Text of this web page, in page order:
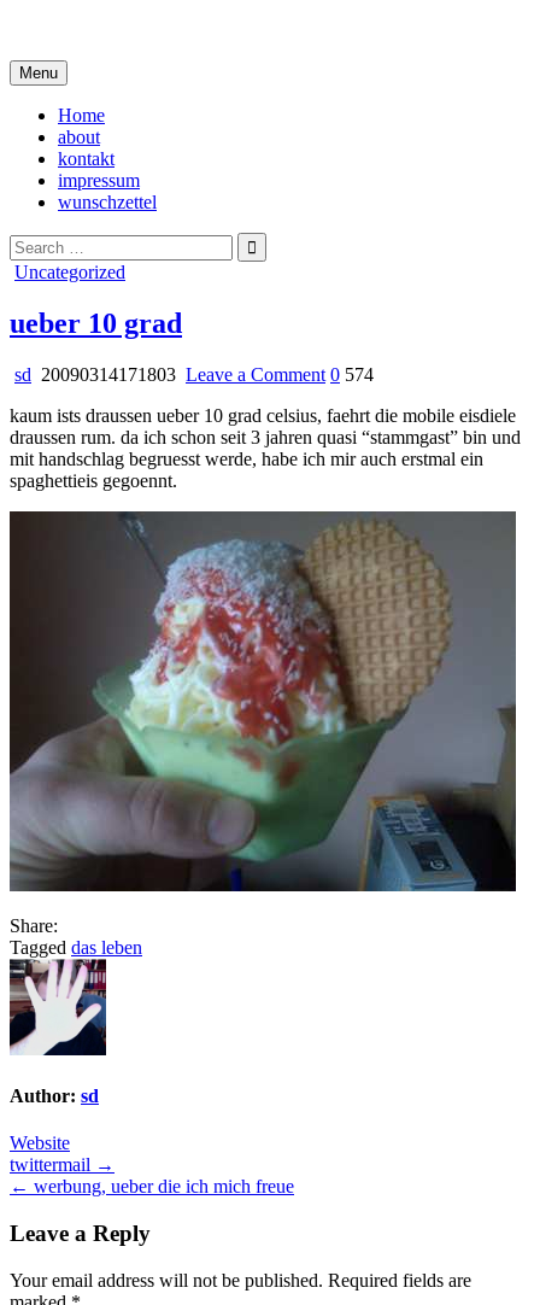
content
Menu
Home
about
kontakt
impressum
wunschzettel
Search
for:
Posted
Uncategorized
ueber 10 grad
sd 20090314171803 Leave a Commenton
10
grad
0 574
kaum ists draussen ueber 10 grad celsius, faehrt die mobile eisdiele
draussen rum. da ich schon seit 3 jahren quasi “stammgast” bin und
mit handschlag begruesst werde, habe ich mir auch erstmal ein
spaghettieis gegoennt.
Share:
Tagged das leben
Author: sd
Website
Post
navigation
twittermail →
← werbung, ueber die ich mich freue
Leave a Reply
Your email address will not be published. Required fields are